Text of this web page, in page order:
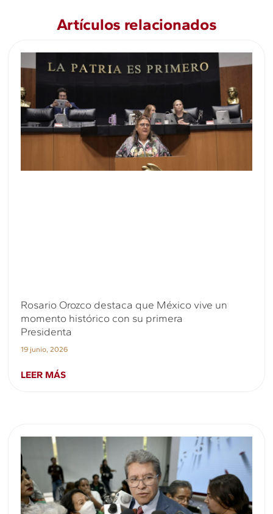
Artículos relacionados
Rosario Orozco destaca que México vive un
momento histórico con su primera
Presidenta
19 junio, 2026
LEER MÁS